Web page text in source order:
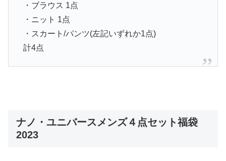
・ブラウス 1点
・ニット 1点
・スカート/パンツ(左記いずれか1点)
計4点
ナノ・ユニバースメンズ４点セット福袋
2023